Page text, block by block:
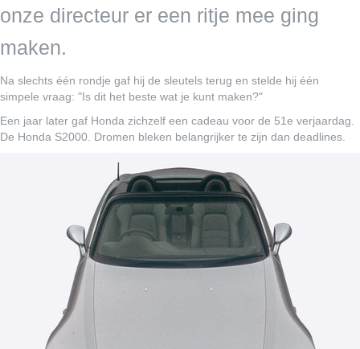
onze directeur er een ritje mee ging
maken.
Na slechts één rondje gaf hij de sleutels terug en stelde hij één
simpele vraag: "Is dit het beste wat je kunt maken?"
Een jaar later gaf Honda zichzelf een cadeau voor de 51e verjaardag.
De Honda S2000. Dromen bleken belangrijker te zijn dan deadlines.